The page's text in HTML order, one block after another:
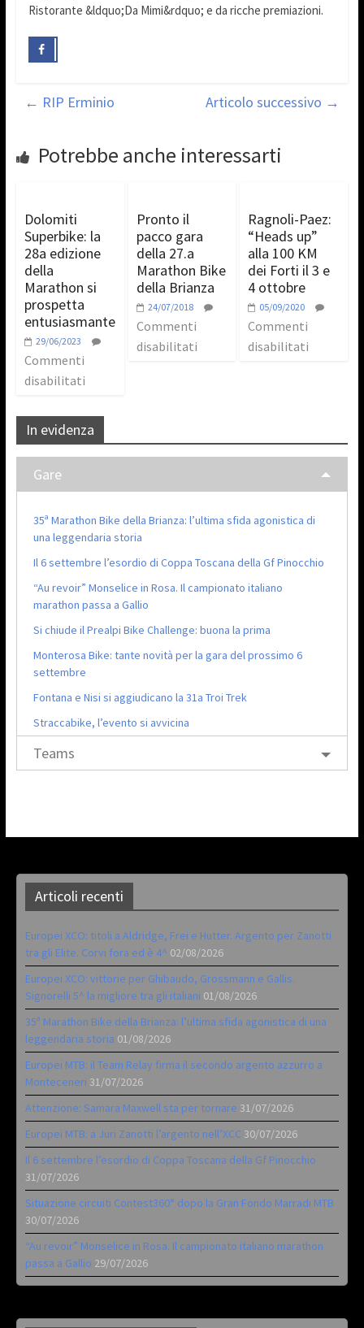
Ristorante &ldquo;Da Mimi&rdquo; e da ricche premiazioni.
← RIP Erminio Articolo successivo →
Potrebbe anche interessarti
Dolomiti
Superbike: la
28a edizione
della
Marathon si
prospetta
entusiasmante
29/06/2023
Commenti
disabilitati
Pronto il
pacco gara
della 27.a
Marathon Bike
della Brianza
24/07/2018
Commenti
disabilitati
Ragnoli-Paez:
“Heads up”
alla 100 KM
dei Forti il 3 e
4 ottobre
05/09/2020
Commenti
disabilitati
In evidenza
Gare
35ª Marathon Bike della Brianza: l’ultima sfida agonistica di
una leggendaria storia
Il 6 settembre l’esordio di Coppa Toscana della Gf Pinocchio
“Au revoir” Monselice in Rosa. Il campionato italiano
marathon passa a Gallio
Si chiude il Prealpi Bike Challenge: buona la prima
Monterosa Bike: tante novità per la gara del prossimo 6
settembre
Fontana e Nisi si aggiudicano la 31a Troi Trek
Straccabike, l’evento si avvicina
Teams
Articoli recenti
Europei XCO: titoli a Aldridge, Frei e Hutter. Argento per Zanotti
tra gli Elite. Corvi fora ed è 4^ 02/08/2026
Europei XCO: vittorie per Ghibaudo, Grossmann e Gallis.
Signorelli 5^ la migliore tra gli italiani 01/08/2026
35ª Marathon Bike della Brianza: l’ultima sfida agonistica di una
leggendaria storia 01/08/2026
Europei MTB: il Team Relay firma il secondo argento azzurro a
Monteceneri 31/07/2026
Attenzione: Samara Maxwell sta per tornare 31/07/2026
Europei MTB: a Juri Zanotti l’argento nell’XCC 30/07/2026
Il 6 settembre l’esordio di Coppa Toscana della Gf Pinocchio
31/07/2026
Situazione circuiti Contest360° dopo la Gran Fondo Marradi MTB
30/07/2026
“Au revoir” Monselice in Rosa. Il campionato italiano marathon
passa a Gallio 29/07/2026